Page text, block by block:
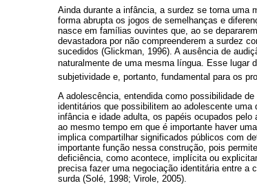
Ainda durante a infância, a surdez se torna uma
forma abrupta os jogos de semelhanças e
nasce em famílias ouvintes que, ao se
devastadora por não compreenderem a surdez
sucedidos (Glickman, 1996). A ausência de
naturalmente de uma mesma língua. Esse lugar
subjetividade e, portanto, fundamental para os
A adolescência, entendida como possibilidade
identitários que possibilitem ao adolescente
infância e idade adulta, os papéis ocupados
ao mesmo tempo em que é importante haver
implica compartilhar significados públicos com
importante função nessa construção, pois
deficiência, como acontece, implícita ou
precisa fazer uma negociação identitária entre a
surda (Solé, 1998; Virole, 2005).